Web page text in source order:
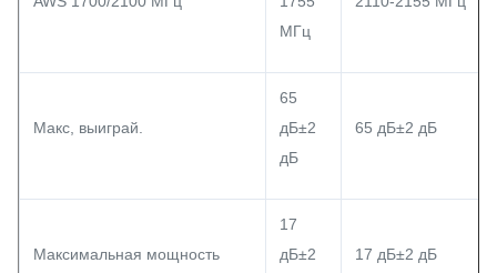
МГц
Макс, выиграй.
65
дБ±2
дБ
65 дБ±2 дБ
Максимальная мощность
17
дБ±2
17 дБ±2 дБ